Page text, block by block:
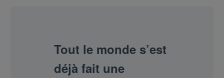
Tout le monde s’est
déjà fait une